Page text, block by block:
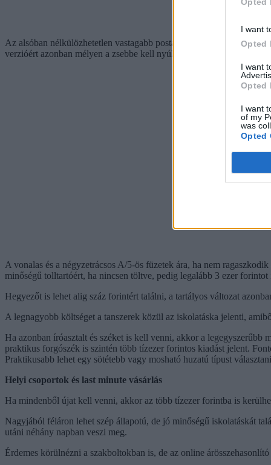
I want
Opted
I want
Opted
I want
of my
was
Opted
Az alsóban nélkülözhetetlen vastagabb postairónt pedig 130
verzióért azonban mélyen a zsebbe kell nyúlni. Egyszerűbb, kék
A vonalas és a négyzetrácsos A/5-ös füzetek ára, ha nem
minőségű tolltartóért, ha nincsen töltve, pedig legalább 3 ezer
Hegyezőt is lehet alig száz forintért találni, a tartályos változat
A legnagyobb költséget a tanszerek közül az iskolatáska jelenti,
Ha azonban íróasztalt és széket is kell venni, akkor a
praktikus forgószék is szintén több tízezer forintos kiadást jelent.
Praktikusabb lehet egy sötétebb vagy mosható huzatú típust
Helyi csoportok és last minute vásárlás
Ha mindenből újat kell venni, akkor az több tízezer forintba is
Nagyjából féláron lehet szép állapotú, de jó minőségű iskolatáskát
utáni néhány napban veszi meg.
Érdemes körülnézni a szakboltokban is, de az online